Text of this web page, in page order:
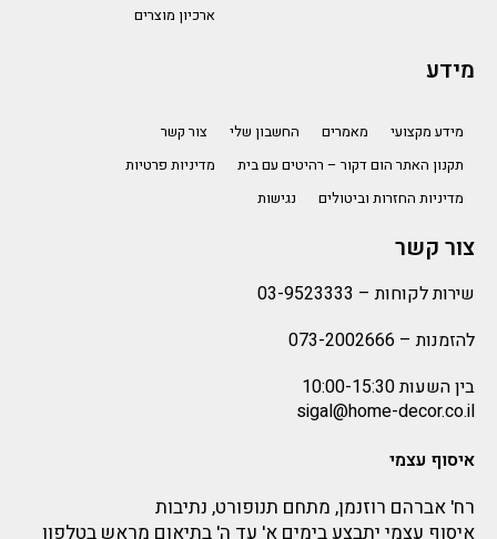
ארכיון מוצרים
מידע
מידע מקצועי מאמרים החשבון שלי
צור קשר
תקנון האתר הום דקור – רהיטים עם בית
מדיניות פרטיות
מדיניות החזרות וביטולים
נגישות
צור קשר
שירות לקוחות – 03-9523333
להזמנות – 073-2002666
בין השעות 10:00-15:30
sigal@home-decor.co.il
איסוף עצמי
רח' אברהם רוזנמן, מתחם תנופורט, נתיבות
איסוף עצמי יתבצע בימים א' עד ה' בתיאום מראש בטלפון